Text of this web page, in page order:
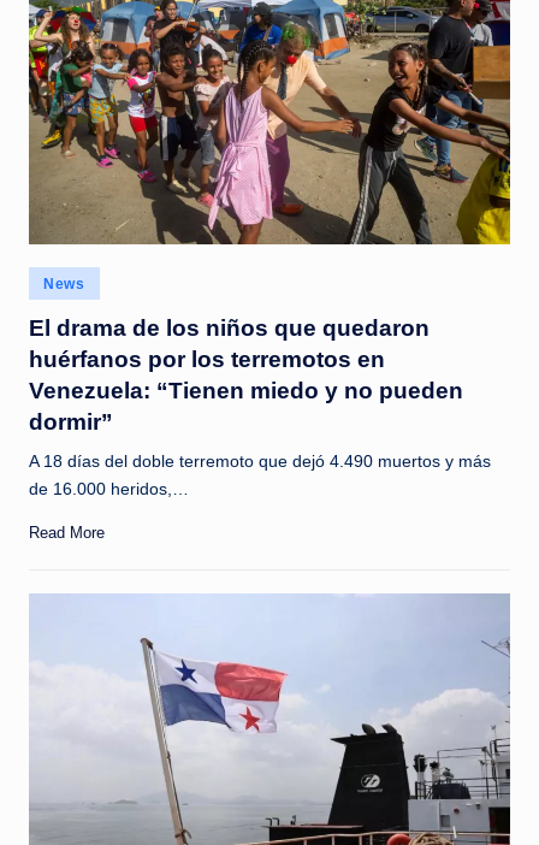
Posted
in
News
El drama de los niños que quedaron
huérfanos por los terremotos en
Venezuela: “Tienen miedo y no pueden
dormir”
A 18 días del doble terremoto que dejó 4.490 muertos y más
de 16.000 heridos,…
Read More